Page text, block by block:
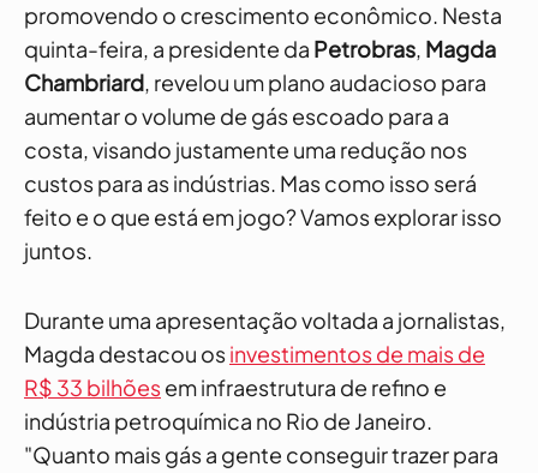
promovendo o crescimento econômico. Nesta
quinta-feira, a presidente da Petrobras, Magda
Chambriard, revelou um plano audacioso para
aumentar o volume de gás escoado para a
costa, visando justamente uma redução nos
custos para as indústrias. Mas como isso será
feito e o que está em jogo? Vamos explorar isso
juntos.
Durante uma apresentação voltada a jornalistas,
Magda destacou osinvestimentos de mais de
R$ 33 bilhõesem infraestrutura de refino e
indústria petroquímica no Rio de Janeiro.
"Quanto mais gás a gente conseguir trazer para